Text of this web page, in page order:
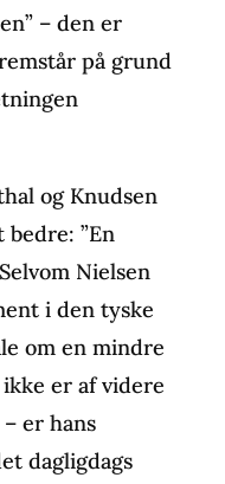
– den er
på grund
og Knudsen
”En
Nielsen
i den tyske
om en mindre
er af videre
er hans
dagligdags